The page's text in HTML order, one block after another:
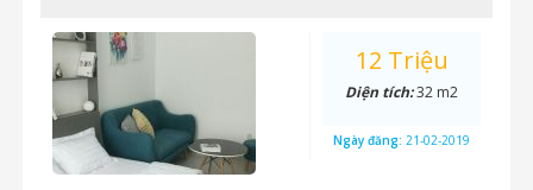
12 Triệu
Diện tích:32 m2
Ngày đăng: 21-02-2019